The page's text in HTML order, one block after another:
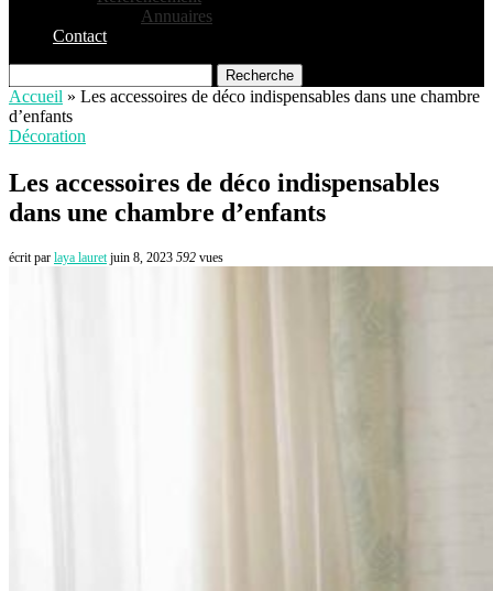
Annuaires
Contact
Recherche
Accueil » Les accessoires de déco indispensables dans une chambre
d’enfants
Décoration
Les accessoires de déco indispensables
dans une chambre d’enfants
écrit par laya lauret juin 8, 2023 592 vues